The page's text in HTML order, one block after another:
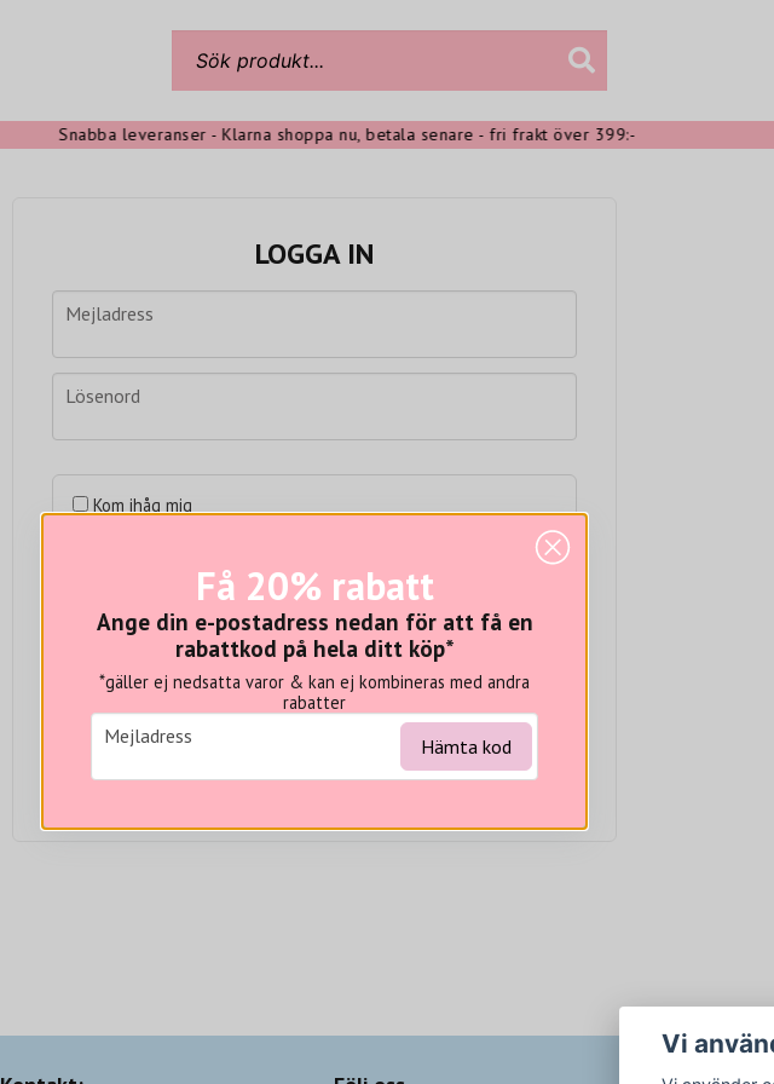
Snabba leveranser - Klarna shoppa nu, betala senare - fri frakt över 399:-
LOGGA IN
Mejladress
Mejladress
Lösenord
Lösenord
Kom ihåg mig
Logga in
Registrera
Glömt lösenord?
Få 20% rabatt
Ange din e-postadress nedan för att få en
rabattkod på hela ditt köp*
*gäller ej nedsatta varor & kan ej kombineras med andra
rabatter
email
Mejladress Hämta kod
Vi